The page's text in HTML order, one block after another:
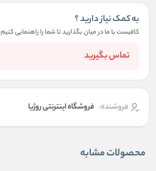
به کمک نیاز دارید ؟
کافیست با ما در میان بگذارید تا شما را راهنمایی کنیم
تماس بگیرید
فروشنده: فروشگاه اینترنتی روژیا
محصولات مشابه